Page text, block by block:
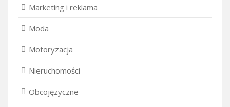
Marketing i reklama
Moda
Motoryzacja
Nieruchomości
Obcojęzyczne